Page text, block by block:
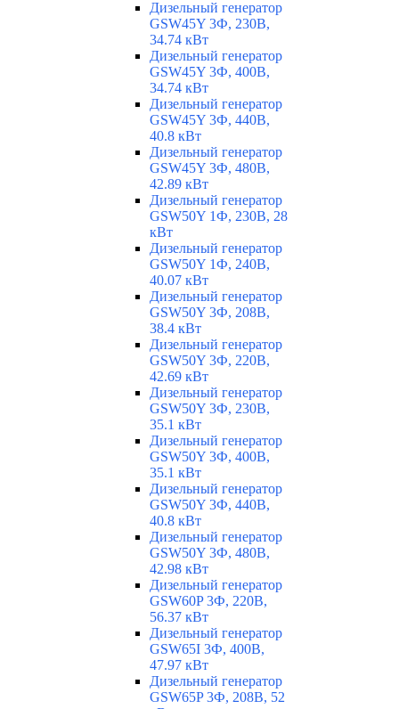
Дизельный генератор
GSW45Y 3Ф, 230В,
34.74 кВт
Дизельный генератор
GSW45Y 3Ф, 400В,
34.74 кВт
Дизельный генератор
GSW45Y 3Ф, 440В,
40.8 кВт
Дизельный генератор
GSW45Y 3Ф, 480В,
42.89 кВт
Дизельный генератор
GSW50Y 1Ф, 230В, 28
кВт
Дизельный генератор
GSW50Y 1Ф, 240В,
40.07 кВт
Дизельный генератор
GSW50Y 3Ф, 208В,
38.4 кВт
Дизельный генератор
GSW50Y 3Ф, 220В,
42.69 кВт
Дизельный генератор
GSW50Y 3Ф, 230В,
35.1 кВт
Дизельный генератор
GSW50Y 3Ф, 400В,
35.1 кВт
Дизельный генератор
GSW50Y 3Ф, 440В,
40.8 кВт
Дизельный генератор
GSW50Y 3Ф, 480В,
42.98 кВт
Дизельный генератор
GSW60P 3Ф, 220В,
56.37 кВт
Дизельный генератор
GSW65I 3Ф, 400В,
47.97 кВт
Дизельный генератор
GSW65P 3Ф, 208В, 52